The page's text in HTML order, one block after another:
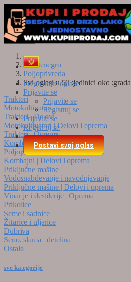
Pregledajte oglase
Prijavite se
Prijavite se
Registruj se
Prijavite se
Registruj se
Premium Cene
Postavi svoj oglas
Pronaći
Montenegro
Poljoprivreda
Svi oglasi u 50 :jedinici oko :grada
Traktori
Motokultivatori
Traktori | Delovi
Motokultivatori | Delovi i oprema
Traktori | Oprema
Kombajni
Poljoprivredni alati i oprema
Kombajni | Delovi i oprema
Priključne mašine
Vodosnabdevanje i navodnjavanje
Priključne mašine | Delovi i oprema
Vinarije i destilerije | Oprema
Prikolice
Seme i sadnice
Žitarice i uljarice
Đubriva
Seno, slama i detelina
Ostalo
sve kategorije